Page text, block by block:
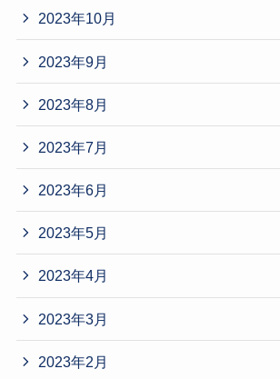
2023年10月
2023年9月
2023年8月
2023年7月
2023年6月
2023年5月
2023年4月
2023年3月
2023年2月